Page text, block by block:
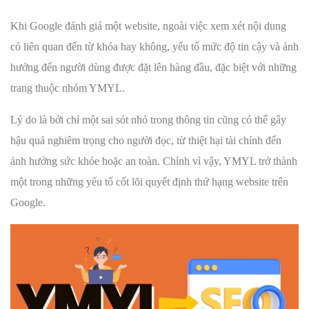
Khi Google đánh giá một website, ngoài việc xem xét nội dung
có liên quan đến từ khóa hay không, yếu tố mức độ tin cậy và ảnh
hưởng đến người dùng được đặt lên hàng đầu, đặc biệt với những
trang thuộc nhóm YMYL.
Lý do là bởi chỉ một sai sót nhỏ trong thông tin cũng có thể gây
hậu quả nghiêm trọng cho người đọc, từ thiệt hại tài chính đến
ảnh hưởng sức khỏe hoặc an toàn. Chính vì vậy, YMYL trở thành
một trong những yếu tố cốt lõi quyết định thứ hạng website trên
Google.